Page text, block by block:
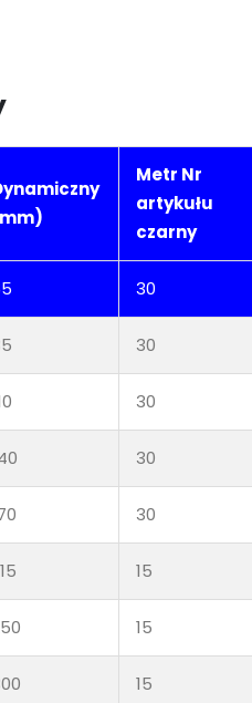
Metr Nr
artykułu
czarny
30
30
30
30
30
15
15
15